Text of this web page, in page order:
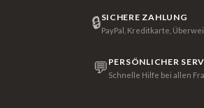
🔒SICHERE ZAHLUNG
PayPal, Kreditkarte,
💬 PERSÖNLICHER
Schnelle Hilfe bei allen